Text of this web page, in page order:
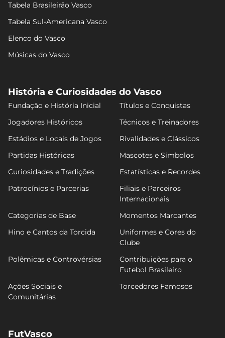
Tabela Brasileirão Vasco
Tabela Sul-Americana Vasco
Elenco do Vasco
Músicas do Vasco
História e Curiosidades do Vasco
Fundação e História Inicial
Títulos e Conquistas
Jogadores Históricos
Técnicos e Treinadores
Estádios e Locais de Jogos
Rivalidades e Clássicos
Partidas Históricas
Mascotes e Símbolos
Curiosidades e Tradições
Estatísticas e Recordes
Patrocínios e Parcerias
Filiais e Parceiros
Internacionais
Categorias de Base
Momentos Marcantes
Hino e Cantos da Torcida
Uniformes e Cores do
Clube
Polêmicas e Controvérsias
Contribuições para o
Futebol Brasileiro
Ações Sociais e
Comunitárias
Torcedores Famosos
FutVasco